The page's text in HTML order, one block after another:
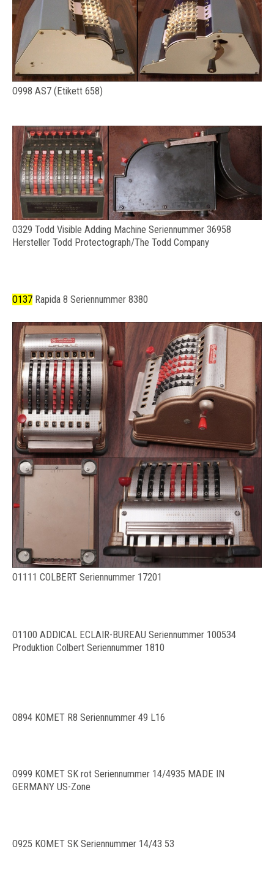
O998 AS7 (Etikett 658)
O329 Todd Visible Adding Machine Seriennummer 36958
Hersteller Todd Protectograph/The Todd Company
O137 Rapida 8 Seriennummer 8380
O1111 COLBERT Seriennummer 17201
O1100 ADDICAL ECLAIR-BUREAU Seriennummer 100534
Produktion Colbert Seriennummer 1810
O894 KOMET R8 Seriennummer 49 L16
O999 KOMET SK rot Seriennummer 14/4935 MADE IN
GERMANY US-Zone
O925 KOMET SK Seriennummer 14/43 53